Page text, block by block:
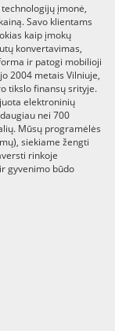
įmonė,
Savo klientams
kaip įmokų
konvertavimas,
ir patogi mobilioji
2004 metais Vilniuje,
tikslo finansų srityje.
elektroninių
nei 700
Mūsų programėlės
siekiame žengti
rinkoje
gyvenimo būdo